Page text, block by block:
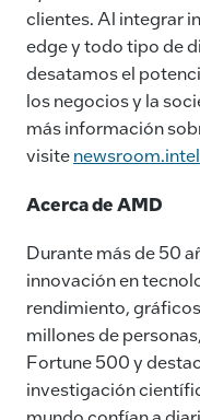
clientes. Al integrar
edge y todo tipo de
desatamos el
los negocios y la
más información
visite
Acerca de AMD
Durante más de 50
innovación en
rendimiento,
millones de
Fortune 500 y
investigación